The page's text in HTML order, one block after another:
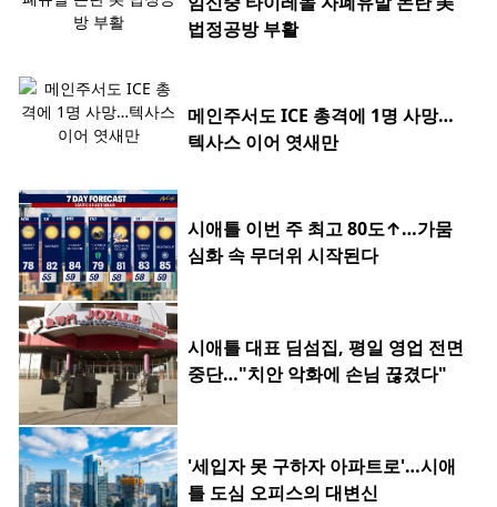
법정공방 부활
메인주서도 ICE 총격에 1명 사망…
텍사스 이어 엿새만
시애틀 이번 주 최고 80도↑…가뭄
심화 속 무더위 시작된다
시애틀 대표 딤섬집, 평일 영업 전면
중단…"치안 악화에 손님 끊겼다"
'세입자 못 구하자 아파트로'…시애
틀 도심 오피스의 대변신